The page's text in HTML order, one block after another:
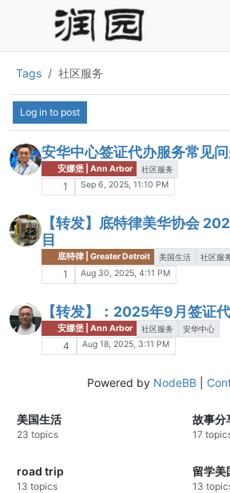
Tags 社区服务
Log in to post
安华中心签证代办服务常见
安娜堡 | Ann Arbor 社区服务
1 Sep 6, 2025, 11:10 PM
【转发】底特律美华协会
目
底特律 | Greater Detroit 美国生活 社区服
1 Aug 30, 2025, 4:11 PM
【转发】：2025年9月签证
安娜堡 | Ann Arbor 社区服务 安华中心
4 Aug 18, 2025, 3:11 PM
Powered by NodeBB|
美国生活
23 topics
故事分
17
road trip
13 topics
留学美
13